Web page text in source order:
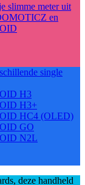
slimme meter uit
en
single
H3
H3+
HC4 (OLED)
GO
N2L
deze handheld